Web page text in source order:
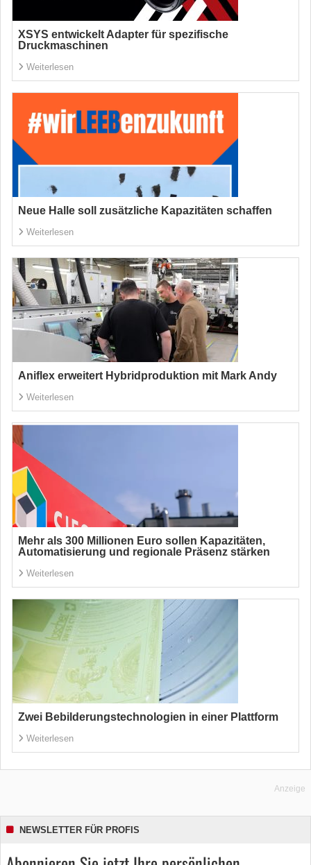
XSYS entwickelt Adapter für spezifische
Druckmaschinen
Weiterlesen
Neue Halle soll zusätzliche Kapazitäten schaffen
Weiterlesen
Aniflex erweitert Hybridproduktion mit Mark Andy
Weiterlesen
Mehr als 300 Millionen Euro sollen Kapazitäten,
Automatisierung und regionale Präsenz stärken
Weiterlesen
Zwei Bebilderungstechnologien in einer Plattform
Weiterlesen
Anzeige
NEWSLETTER FÜR PROFIS